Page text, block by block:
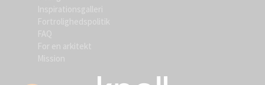
Inspirationsgalleri
Fortrolighedspolitik
FAQ
For en arkitekt
Mission